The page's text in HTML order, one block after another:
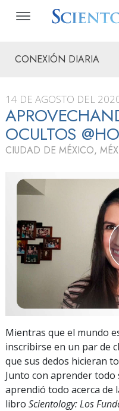
CONEXIÓN DIARIA
14 DE AGOSTO DEL
OCULTOS
CIUDAD DE MÉXICO,
Mientras que el mundo
inscribirse en un par de
que sus dedos hicieran
Junto con aprender
aprendió todo acerca de
libro Scientology: Los